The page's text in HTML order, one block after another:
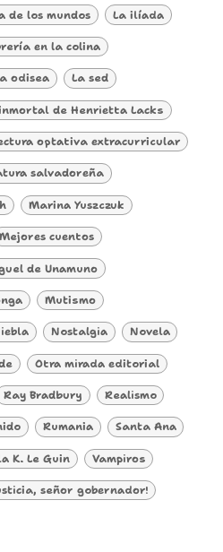
de los mundos La ilíada
en la colina
odisea La sed
de Henrietta Lacks
optativa extracurricular
salvadoreña
Marina Yuszczuk
Mejores cuentos
de Unamuno
Mutismo
Nostalgia Novela
Otra mirada editorial
Ray Bradbury Realismo
Rumania Santa Ana
K. Le Guin Vampiros
señor gobernador!